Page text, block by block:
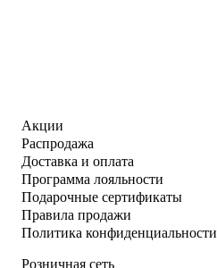
Акции
Распродажа
Доставка и оплата
Программа лояльности
Подарочные сертификаты
Правила продажи
Политика конфиденциальности
Розничная сеть